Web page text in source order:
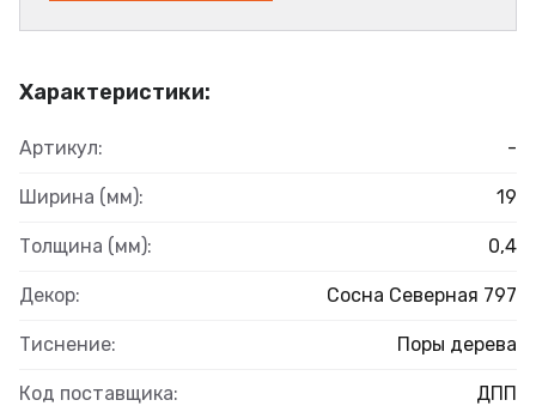
Характеристики:
Артикул: -
Ширина (мм): 19
Толщина (мм): 0,4
Декор: Сосна Северная 797
Тиснение: Поры дерева
Код поставщика: ДПП